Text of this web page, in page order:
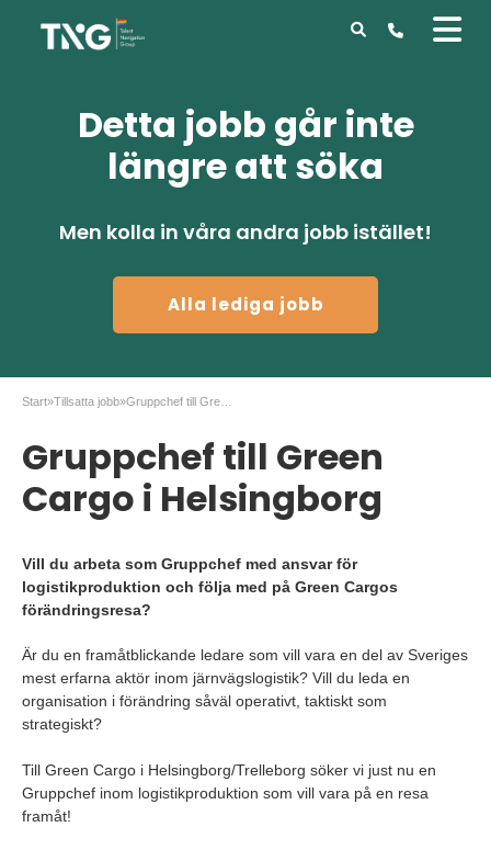
Detta jobb går inte
längre att söka
Men kolla in våra andra jobb istället!
Alla lediga jobb
Start»Tillsatta jobb»
Gruppchef till Green
Cargo i Helsingborg
Vill du arbeta som Gruppchef med ansvar för
logistikproduktion och följa med på Green Cargos
förändringsresa?
Är du en framåtblickande ledare som vill vara en del av Sveriges
mest erfarna aktör inom järnvägslogistik? Vill du leda en
organisation i förändring såväl operativt, taktiskt som
strategiskt?
Till Green Cargo i Helsingborg/Trelleborg söker vi just nu en
Gruppchef inom logistikproduktion som vill vara på en resa
framåt!